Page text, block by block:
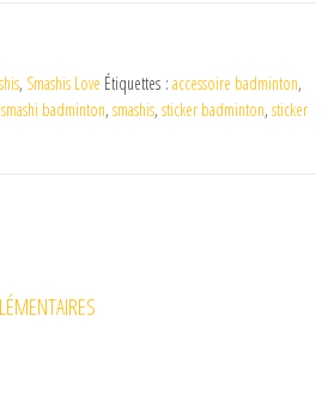
, Smashis Love Étiquettes : accessoire badminton,
smashi badminton, smashis, sticker badminton, sticker